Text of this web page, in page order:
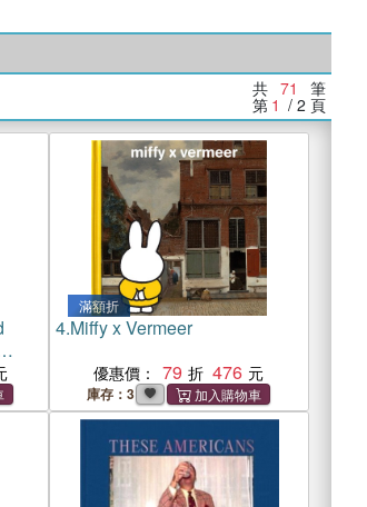
共 71 筆
第 1 / 2 頁
滿額折
4.Miffy x Vermeer
優惠價： 79 476
庫存：3